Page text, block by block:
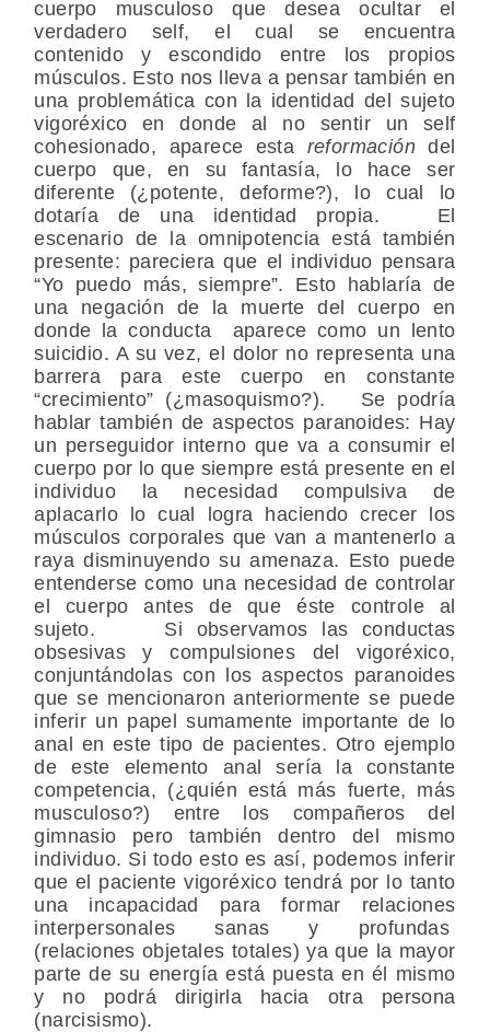
cuerpo musculoso que desea ocultar el
verdadero self, el cual se encuentra
contenido y escondido entre los propios
músculos. Esto nos lleva a pensar también en
una problemática con la identidad del sujeto
vigoréxico en donde al no sentir un self
cohesionado, aparece esta reformación del
cuerpo que, en su fantasía, lo hace ser
diferente (¿potente, deforme?), lo cual lo
dotaría de una identidad propia. El
escenario de la omnipotencia está también
presente: pareciera que el individuo pensara
“Yo puedo más, siempre”. Esto hablaría de
una negación de la muerte del cuerpo en
donde la conducta aparece como un lento
suicidio. A su vez, el dolor no representa una
barrera para este cuerpo en constante
“crecimiento” (¿masoquismo?). Se podría
hablar también de aspectos paranoides: Hay
un perseguidor interno que va a consumir el
cuerpo por lo que siempre está presente en el
individuo la necesidad compulsiva de
aplacarlo lo cual logra haciendo crecer los
músculos corporales que van a mantenerlo a
raya disminuyendo su amenaza. Esto puede
entenderse como una necesidad de controlar
el cuerpo antes de que éste controle al
sujeto. Si observamos las conductas
obsesivas y compulsiones del vigoréxico,
conjuntándolas con los aspectos paranoides
que se mencionaron anteriormente se puede
inferir un papel sumamente importante de lo
anal en este tipo de pacientes. Otro ejemplo
de este elemento anal sería la constante
competencia, (¿quién está más fuerte, más
musculoso?) entre los compañeros del
gimnasio pero también dentro del mismo
individuo. Si todo esto es así, podemos inferir
que el paciente vigoréxico tendrá por lo tanto
una incapacidad para formar relaciones
interpersonales sanas y profundas
(relaciones objetales totales) ya que la mayor
parte de su energía está puesta en él mismo
y no podrá dirigirla hacia otra persona
(narcisismo).